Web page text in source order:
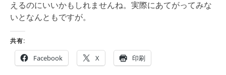
えるのにいいかもしれませんね。実際にあてがってみな
いとなんともですが。
共有:
Facebook X 印刷